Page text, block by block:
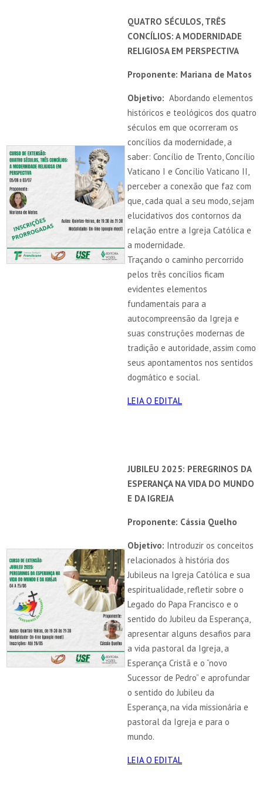
QUATRO SÉCULOS, TRÊS
CONCÍLIOS: A MODERNIDADE
RELIGIOSA EM PERSPECTIVA
Proponente: Mariana de Matos
Objetivo: Abordando elementos
históricos e teológicos dos quatro
séculos em que ocorreram os
concílios da modernidade, a
saber: Concílio de Trento, Concílio
Vaticano I e Concílio Vaticano II,
perceber a conexão que faz com
que, cada qual a seu modo, sejam
elucidativos dos contornos da
relação entre a Igreja Católica e
a modernidade.
Traçando o caminho percorrido
pelos três concílios ficam
evidentes elementos
fundamentais para a
autocompreensão da Igreja e
suas construções modernas de
tradição e autoridade, assim como
seus apontamentos nos sentidos
dogmático e social.
LEIA O EDITAL
JUBILEU 2025: PEREGRINOS DA
ESPERANÇA NA VIDA DO MUNDO
E DA IGREJA
Proponente: Cássia Quelho
Objetivo: Introduzir os conceitos
relacionados à história dos
Jubileus na Igreja Católica e sua
espiritualidade, refletir sobre o
Legado do Papa Francisco e o
sentido do Jubileu da Esperança,
apresentar alguns desafios para
a vida pastoral da Igreja, a
Esperança Cristã e o “novo
Sucessor de Pedro” e aprofundar
o sentido do Jubileu da
Esperança, na vida missionária e
pastoral da Igreja e para o
mundo.
LEIA O EDITAL